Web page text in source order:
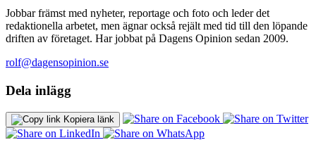
Jobbar främst med nyheter, reportage och foto och leder det
redaktionella arbetet, men ägnar också rejält med tid till den löpande
driften av företaget. Har jobbat på Dagens Opinion sedan 2009.
rolf@dagensopinion.se
Dela inlägg
Kopiera länk